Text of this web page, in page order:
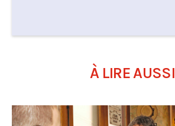
À LIRE AUSSI